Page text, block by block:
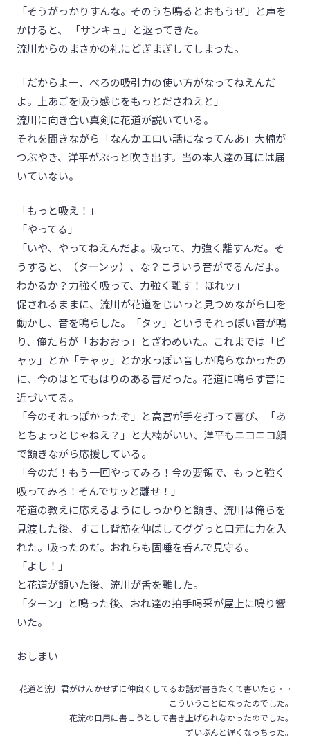
「そうがっかりすんな。そのうち鳴るとおもうぜ」と声を
かけると、 「サンキュ」と返ってきた。
流川からのまさかの礼にどぎまぎしてしまった。
「だからよー、べろの吸引力の使い方がなってねえんだ
よ。上あごを吸う感じをもっとださねえと」
流川に向き合い真剣に花道が説いている。
それを聞きながら「なんかエロい話になってんあ」大楠が
つぶやき、洋平がぷっと吹き出す。当の本人達の耳には届
いていない。
「もっと吸え！」
「やってる」
「いや、やってねえんだよ。吸って、力強く離すんだ。そ
うすると、（ターンッ）、な？こういう音がでるんだよ。
わかるか？力強く吸って、力強く離す！ ほれッ」
促されるままに、流川が花道をじいっと見つめながら口を
動かし、音を鳴らした。「タッ」というそれっぽい音が鳴
り、俺たちが「おおおっ」とざわめいた。これまでは「ピ
ャッ」とか「チャッ」とか水っぽい音しか鳴らなかったの
に、今のはとてもはりのある音だった。花道に鳴らす音に
近づいてる。
「今のそれっぽかったぞ」と高宮が手を打って喜び、「あ
とちょっとじゃねえ？」と大楠がいい、洋平もニコニコ顔
で頷きながら応援している。
「今のだ！もう一回やってみろ！今の要領で、もっと強く
吸ってみろ！そんでサッと離せ！」
花道の教えに応えるようにしっかりと頷き、流川は俺らを
見渡した後、すこし背筋を伸ばしてググっと口元に力を入
れた。吸ったのだ。おれらも固唾を呑んで見守る。
「よし！」
と花道が頷いた後、流川が舌を離した。
「ターン」と鳴った後、おれ達の拍手喝采が屋上に鳴り響
いた。
おしまい
花道と流川君がけんかせずに仲良くしてるお話が書きたくて書いたら・・
こういうことになったのでした。
花流の日用に書こうとして書き上げられなかったのでした。
ずいぶんと遅くなっちった。